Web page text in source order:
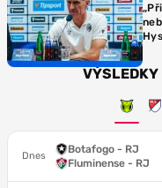
VÝSLEDKY
Dnes
Botafogo - RJ
Fluminense - RJ